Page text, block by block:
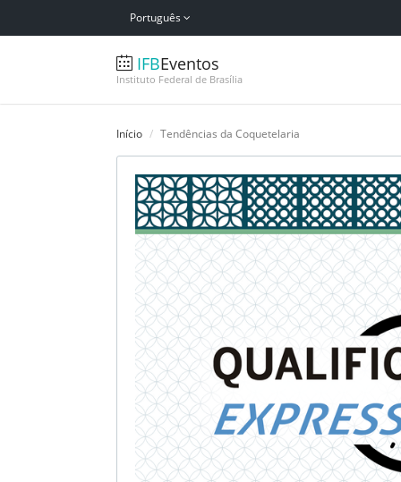
Português
IFBEventos
Instituto Federal de Brasília
Início Tendências da Coquetelaria